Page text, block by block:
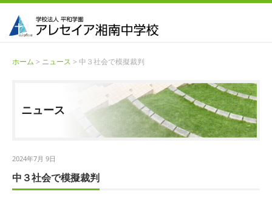
ホーム > ニュース > 中３社会で模擬裁判
ニュース
2024年7月 9日
中３社会で模擬裁判